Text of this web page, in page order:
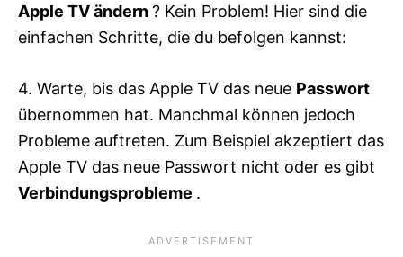
Apple TVändern? Kein Problem! Hier sind die
einfachen Schritte, die du befolgen kannst:
4. Warte, bis das Apple TV das neue Passwort
übernommen hat. Manchmal können jedoch
Probleme auftreten. Zum Beispiel akzeptiert das
Apple TV das neue Passwort nicht oder es gibt
Verbindungsprobleme .